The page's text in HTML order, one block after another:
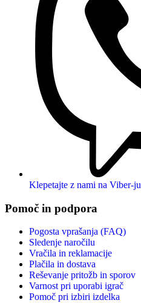
Klepetajte z nami na Viber-ju
Pomoč in podpora
Pogosta vprašanja (FAQ)
Sledenje naročilu
Vračila in reklamacije
Plačila in dostava
Reševanje pritožb in sporov
Varnost pri uporabi igrač
Pomoč pri izbiri izdelka